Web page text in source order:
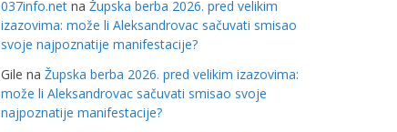
037info.net na Župska berba 2026. pred velikim
izazovima: može li Aleksandrovac sačuvati smisao
svoje najpoznatije manifestacije?
Gile na Župska berba 2026. pred velikim izazovima:
može li Aleksandrovac sačuvati smisao svoje
najpoznatije manifestacije?